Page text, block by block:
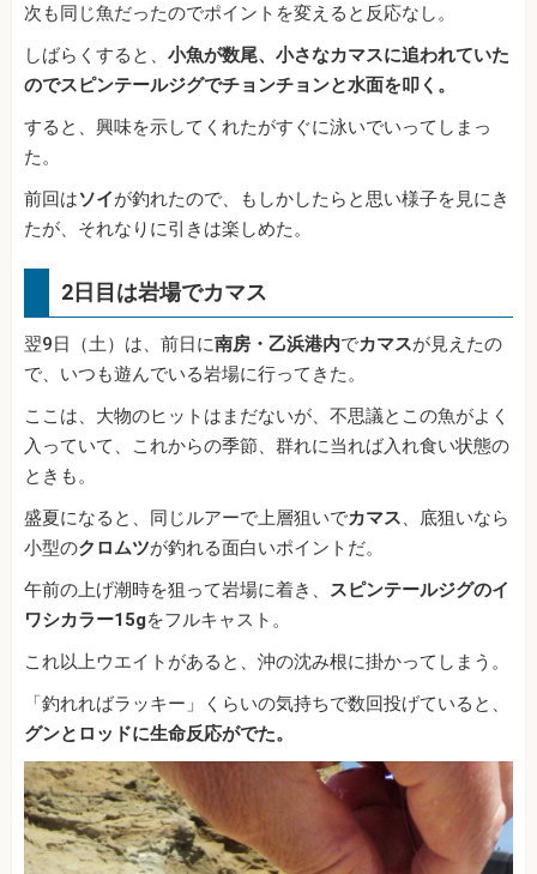
次も同じ魚だったのでポイントを変えると反応なし。
しばらくすると、 小魚が数尾、小さなカマスに追われていた
のでスピンテールジグでチョンチョンと水面を叩く。
すると、興味を示してくれたがすぐに泳いでいってしまっ
た。
前回はソイが釣れたので、もしかしたらと思い様子を見にき
たが、それなりに引きは楽しめた。
2日目は岩場でカマス
翌9日（土）は、前日に南房・乙浜港内でカマスが見えたの
で、いつも遊んでいる岩場に行ってきた。
ここは、大物のヒットはまだないが、不思議とこの魚がよく
入っていて、これからの季節、群れに当れば入れ食い状態の
ときも。
盛夏になると、同じルアーで上層狙いでカマス、底狙いなら
小型のクロムツが釣れる面白いポイントだ。
午前の上げ潮時を狙って岩場に着き、 スピンテールジグのイ
ワシカラー15gをフルキャスト。
これ以上ウエイトがあると、沖の沈み根に掛かってしまう。
「釣れればラッキー」くらいの気持ちで数回投げていると、
グンとロッドに生命反応がでた。